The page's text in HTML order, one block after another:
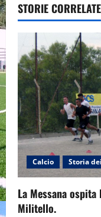
v
g
a
t
i
o
n
STORIE CORRELATE
Calcio Storia
La Messana
Militello.